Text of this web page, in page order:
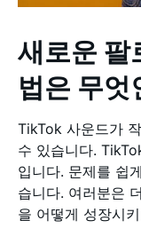
새로운 팔
법은 무엇
TikTok 사운드가
수 있습니다.
입니다. 문제를 쉽
습니다. 여러분은
을 어떻게 성장시